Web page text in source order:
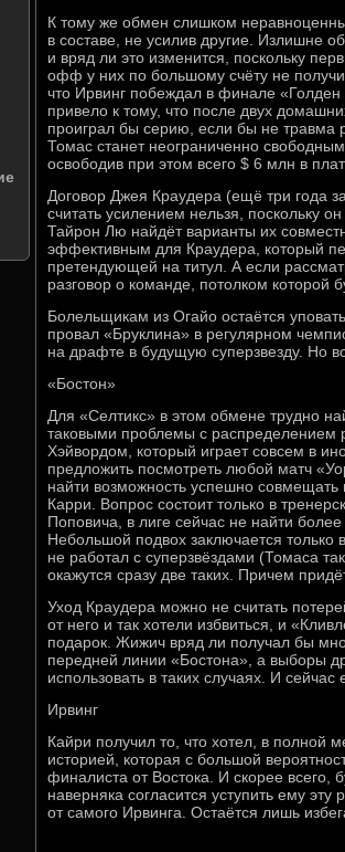
К тому же обмен слишком
в составе, не усилив другие. Излишне
и вряд ли это изменится, поскольку
офф у них по большому счёту не
что Ирвинг побеждал в финале
привело к тому, что после двух
проиграл бы серию, если бы не травма
Томас станет неограниченно
освободив при этом всего $ 6 млн в
Договор Джея Краудера (ещё три года
считать усилением нельзя, поскольку
Тайрон Лю найдёт варианты их
эффективным для Краудера, который
претендующей на титул. А если
разговор о команде, потолком которой
Болельщикам из Огайо остаётся
провал «Бруклина» в регулярном
на драфте в будущую суперзвезду. Но
«Бостон»
Для «Селтикс» в этом обмене трудно
таковыми проблемы с распределением
Хэйвордом, который играет совсем в
предложить посмотреть любой матч
найти возможность успешно
Карри. Вопрос состоит только в
Поповича, в лиге сейчас не найти
Небольшой подвох заключается только
не работал с суперзвёздами (Томаса
окажутся сразу две таких. Причем
Уход Краудера можно не считать
от него и так хотели избвиться, и
подарок. Жижич вряд ли получал бы
передней линии «Бостона», а выборы
использовать в таких случаях. И
Ирвинг
Кайри получил то, что хотел, в полной
историей, которая с большой
финалиста от Востока. И скорее всего,
наверняка согласится уступить ему
от самого Ирвинга. Остаётся лишь